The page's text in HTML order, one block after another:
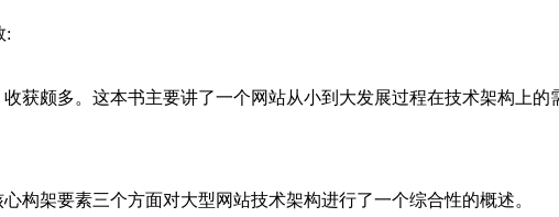
:
获颇多。这本书主要讲了一个网站从小到大发展过程在技术架构上
构架要素三个方面对大型网站技术架构进行了一个综合性的概述。